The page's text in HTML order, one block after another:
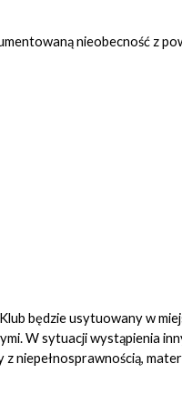
nieobecność z
będzie usytuowany w
W sytuacji wystąpienia
niepełnosprawnością,